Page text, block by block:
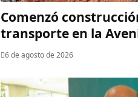
​Comenzó
transporte en la
6 de agosto de 2026